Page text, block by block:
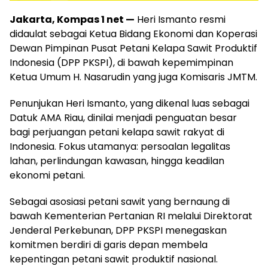
Jakarta, Kompas 1 net — Heri Ismanto resmi
didaulat sebagai Ketua Bidang Ekonomi dan Koperasi
Dewan Pimpinan Pusat Petani Kelapa Sawit Produktif
Indonesia (DPP PKSPI), di bawah kepemimpinan
Ketua Umum H. Nasarudin yang juga Komisaris JMTM.
Penunjukan Heri Ismanto, yang dikenal luas sebagai
Datuk AMA Riau, dinilai menjadi penguatan besar
bagi perjuangan petani kelapa sawit rakyat di
Indonesia. Fokus utamanya: persoalan legalitas
lahan, perlindungan kawasan, hingga keadilan
ekonomi petani.
Sebagai asosiasi petani sawit yang bernaung di
bawah Kementerian Pertanian RI melalui Direktorat
Jenderal Perkebunan, DPP PKSPI menegaskan
komitmen berdiri di garis depan membela
kepentingan petani sawit produktif nasional.